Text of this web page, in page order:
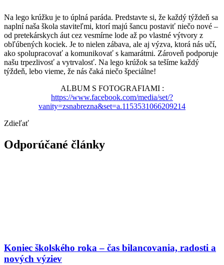
Na lego krúžku je to úplná paráda. Predstavte si, že každý týždeň sa
naplní naša škola staviteľmi, ktorí majú šancu postaviť niečo nové –
od pretekárskych áut cez vesmírne lode až po vlastné výtvory z
obľúbených kociek. Je to nielen zábava, ale aj výzva, ktorá nás učí,
ako spolupracovať a komunikovať s kamarátmi. Zároveň podporuje
našu trpezlivosť a vytrvalosť. Na lego krúžok sa tešíme každý
týždeň, lebo vieme, že nás čaká niečo špeciálne!
ALBUM S FOTOGRAFIAMI :
https://www.facebook.com/media/set/?
vanity=zsnabrezna&set=a.1153531066209214
Zdieľať
Odporúčané články
Koniec školského roka – čas bilancovania, radosti a
nových výziev